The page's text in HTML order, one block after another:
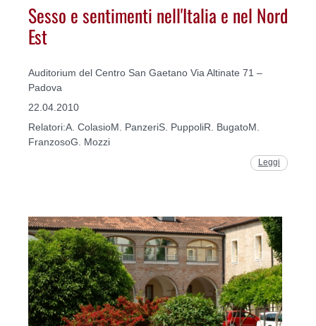
Sesso e sentimenti nell'Italia e nel Nord
Est
Auditorium del Centro San Gaetano Via Altinate 71 –
Padova
22.04.2010
Relatori:A. ColasioM. PanzeriS. PuppoliR. BugatoM.
FranzosoG. Mozzi
Leggi